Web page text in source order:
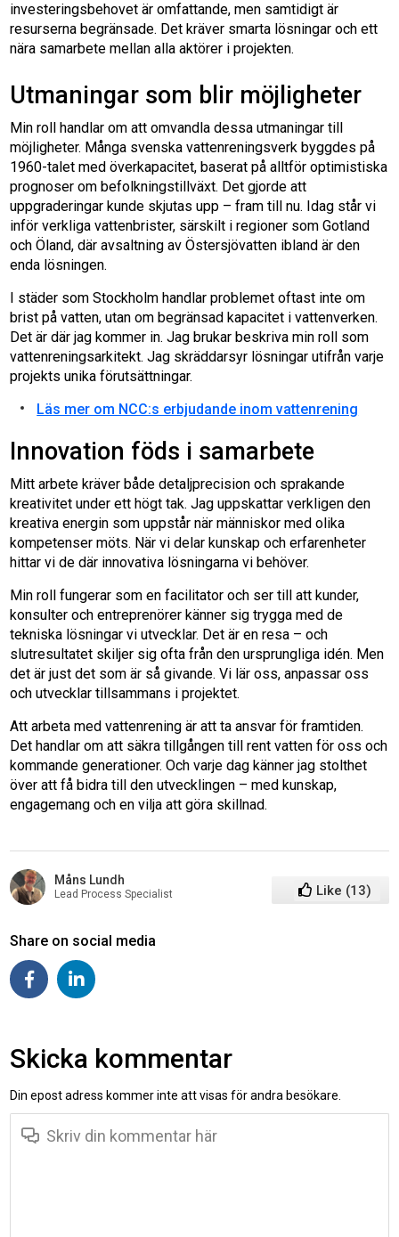
investeringsbehovet är omfattande, men samtidigt är
resurserna begränsade. Det kräver smarta lösningar och ett
nära samarbete mellan alla aktörer i projekten.
Utmaningar som blir möjligheter
Min roll handlar om att omvandla dessa utmaningar till
möjligheter. Många svenska vattenreningsverk byggdes på
1960-talet med överkapacitet, baserat på alltför optimistiska
prognoser om befolkningstillväxt. Det gjorde att
uppgraderingar kunde skjutas upp – fram till nu. Idag står vi
inför verkliga vattenbrister, särskilt i regioner som Gotland
och Öland, där avsaltning av Östersjövatten ibland är den
enda lösningen.
I städer som Stockholm handlar problemet oftast inte om
brist på vatten, utan om begränsad kapacitet i vattenverken.
Det är där jag kommer in. Jag brukar beskriva min roll som
vattenreningsarkitekt. Jag skräddarsyr lösningar utifrån varje
projekts unika förutsättningar.
Läs mer om NCC:s erbjudande inom vattenrening
Innovation föds i samarbete
Mitt arbete kräver både detaljprecision och sprakande
kreativitet under ett högt tak. Jag uppskattar verkligen den
kreativa energin som uppstår när människor med olika
kompetenser möts. När vi delar kunskap och erfarenheter
hittar vi de där innovativa lösningarna vi behöver.
Min roll fungerar som en facilitator och ser till att kunder,
konsulter och entreprenörer känner sig trygga med de
tekniska lösningar vi utvecklar. Det är en resa – och
slutresultatet skiljer sig ofta från den ursprungliga idén. Men
det är just det som är så givande. Vi lär oss, anpassar oss
och utvecklar tillsammans i projektet.
Att arbeta med vattenrening är att ta ansvar för framtiden.
Det handlar om att säkra tillgången till rent vatten för oss och
kommande generationer. Och varje dag känner jag stolthet
över att få bidra till den utvecklingen – med kunskap,
engagemang och en vilja att göra skillnad.
Måns Lundh
Lead Process Specialist Like (13)
Share on social media
Skicka kommentar
Din epost adress kommer inte att visas för andra besökare.